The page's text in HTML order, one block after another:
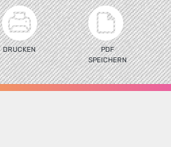
DRUCKEN
PDF
SPEICHERN